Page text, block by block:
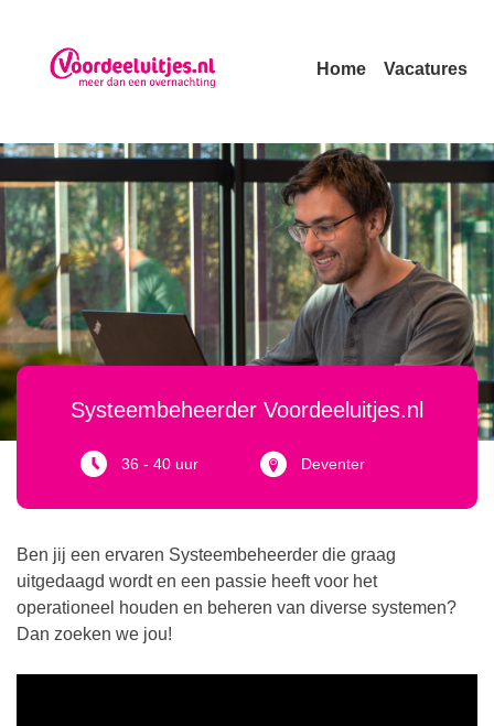
content
Home Vacatures
Systeembeheerder Voordeeluitjes.nl
36 - 40 uur Deventer
Ben jij een ervaren Systeembeheerder die graag
uitgedaagd wordt en een passie heeft voor het
operationeel houden en beheren van diverse systemen?
Dan zoeken we jou!